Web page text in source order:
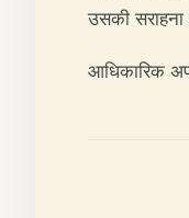
उसकी
आधिकारिक